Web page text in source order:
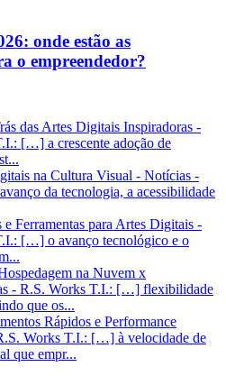
onde estão as
o empreendedor?
das Artes Digitais Inspiradoras -
[…] a crescente adoção de
na Cultura Visual - Notícias -
da tecnologia, a acessibilidade
Ferramentas para Artes Digitais -
[…] o avanço tecnológico e o
na Nuvem x
- R.S. Works T.I.: […] flexibilidade
que os...
Rápidos e Performance
Works T.I.: […] à velocidade de
que empr...